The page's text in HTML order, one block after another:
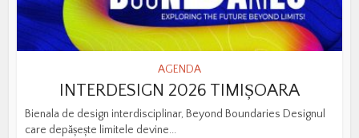
AGENDA
INTERDESIGN 2026 TIMIȘOARA
Bienala de design interdisciplinar, Beyond Boundaries Designul
care depășește limitele devine...